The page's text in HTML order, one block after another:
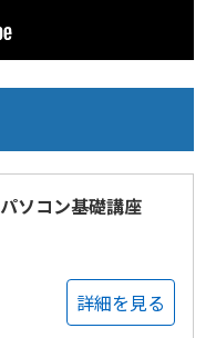
パソコン基礎講座
詳細を見る